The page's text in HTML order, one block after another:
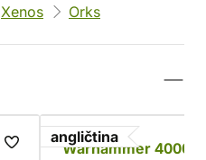
Xenos Orks
angličtina
Warhammer 40000: